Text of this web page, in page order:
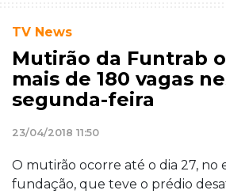
TV News
Mutirão da Funtrab
mais de 180 vagas
segunda-feira
23/04/2018 11:50
O mutirão ocorre até o dia 27, no
fundação, que teve o prédio